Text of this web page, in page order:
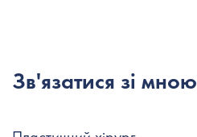
Зв'язатися зі мною